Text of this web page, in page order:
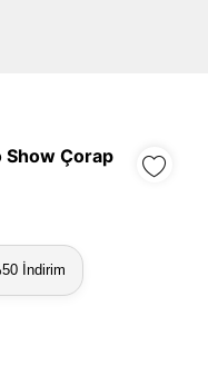
Show Çorap
İndirim